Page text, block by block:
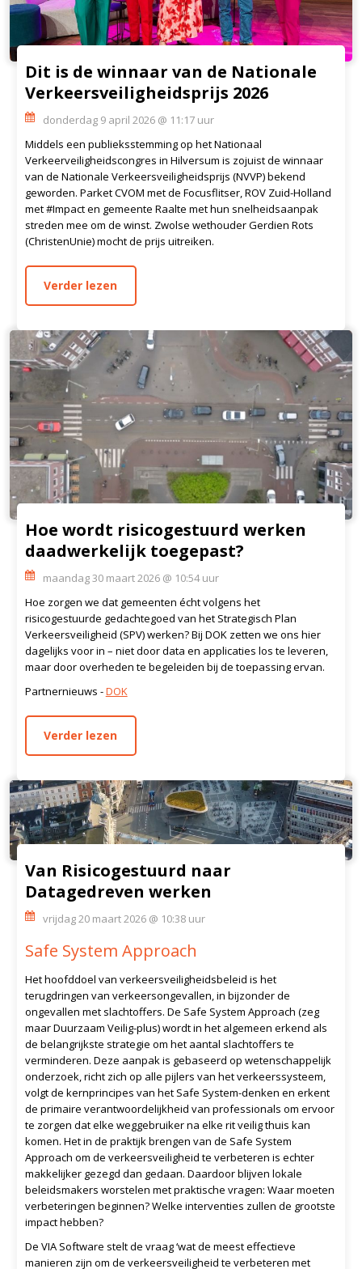
Dit is de winnaar van de Nationale
Verkeersveiligheidsprijs 2026
donderdag 9 april 2026 @ 11:17 uur
Middels een publieksstemming op het Nationaal
Verkeerveiligheidscongres in Hilversum is zojuist de winnaar
van de Nationale Verkeersveiligheidsprijs (NVVP) bekend
geworden. Parket CVOM met de Focusflitser, ROV Zuid-Holland
met #Impact en gemeente Raalte met hun snelheidsaanpak
streden mee om de winst. Zwolse wethouder Gerdien Rots
(ChristenUnie) mocht de prijs uitreiken.
Verder lezen
Hoe wordt risicogestuurd werken
daadwerkelijk toegepast?
maandag 30 maart 2026 @ 10:54 uur
Hoe zorgen we dat gemeenten écht volgens het
risicogestuurde gedachtegoed van het Strategisch Plan
Verkeersveiligheid (SPV) werken? Bij DOK zetten we ons hier
dagelijks voor in – niet door data en applicaties los te leveren,
maar door overheden te begeleiden bij de toepassing ervan.
Partnernieuws -DOK
Verder lezen
Van Risicogestuurd naar
Datagedreven werken
vrijdag 20 maart 2026 @ 10:38 uur
Safe System Approach
Het hoofddoel van verkeersveiligheidsbeleid is het
terugdringen van verkeersongevallen, in bijzonder de
ongevallen met slachtoffers. De Safe System Approach (zeg
maar Duurzaam Veilig-plus) wordt in het algemeen erkend als
de belangrijkste strategie om het aantal slachtoffers te
verminderen. Deze aanpak is gebaseerd op wetenschappelijk
onderzoek, richt zich op alle pijlers van het verkeerssysteem,
volgt de kernprincipes van het Safe System-denken en erkent
de primaire verantwoordelijkheid van professionals om ervoor
te zorgen dat elke weggebruiker na elke rit veilig thuis kan
komen. Het in de praktijk brengen van de Safe System
Approach om de verkeersveiligheid te verbeteren is echter
makkelijker gezegd dan gedaan. Daardoor blijven lokale
beleidsmakers worstelen met praktische vragen: Waar moeten
verbeteringen beginnen? Welke interventies zullen de grootste
impact hebben?
De VIA Software stelt de vraag ‘wat de meest effectieve
manieren zijn om de verkeersveiligheid te verbeteren met